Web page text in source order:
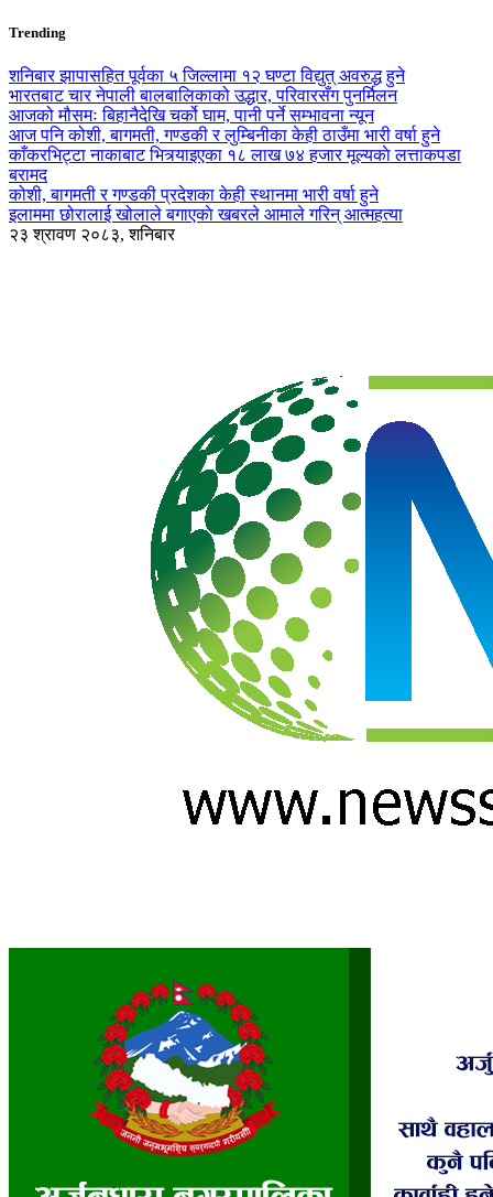
Trending
शनिबार झापासहित पूर्वका ५ जिल्लामा १२ घण्टा विद्युत् अवरुद्ध हुने
भारतबाट चार नेपाली बालबालिकाको उद्धार, परिवारसँग पुनर्मिलन
आजको मौसमः बिहानैदेखि चर्को घाम, पानी पर्ने सम्भावना न्यून
आज पनि कोशी, बागमती, गण्डकी र लुम्बिनीका केही ठाउँमा भारी वर्षा हुने
काँकरभिट्टा नाकाबाट भित्र्याइएका १८ लाख ७४ हजार मूल्यकाे लत्ताकपडा
बरामद
कोशी, बागमती र गण्डकी प्रदेशका केही स्थानमा भारी वर्षा हुने
इलाममा छोरालाई खोलाले बगाएकाे खबरले आमाले गरिन् आत्महत्या
२३ श्रावण २०८३, शनिबार